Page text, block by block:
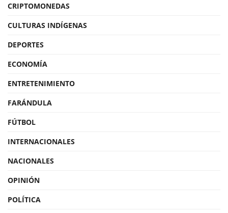
CRIPTOMONEDAS
CULTURAS INDÍGENAS
DEPORTES
ECONOMÍA
ENTRETENIMIENTO
FARÁNDULA
FÚTBOL
INTERNACIONALES
NACIONALES
OPINIÓN
POLÍTICA